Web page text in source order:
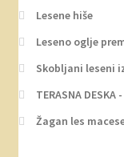
Lesene hiše
Leseno oglje
Skobljani leseni
TERASNA DESKA
Žagan les